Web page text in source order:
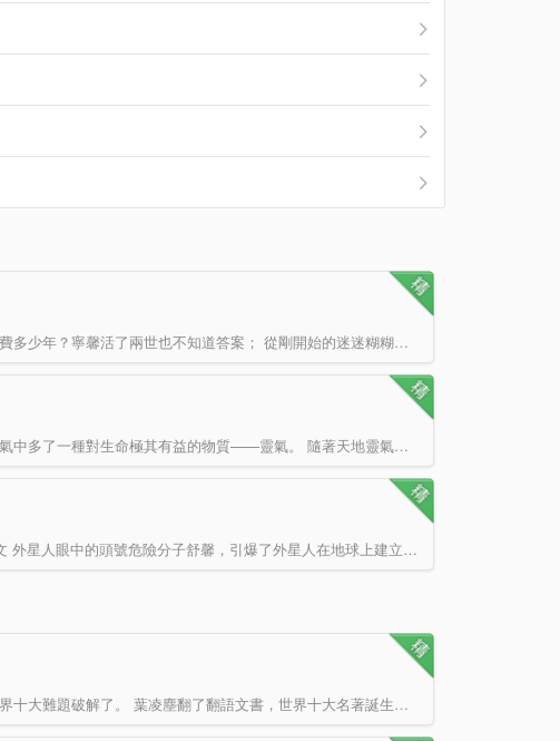
一件事從不懂到精通要花費多少年？寧馨活了兩世也不知道答案； 從剛開始的迷迷糊糊到后來的不畏艱難，…
太陽突然消失一天后，空氣中多了一種對生命極其有益的物質——靈氣。 隨著天地靈氣的不斷復蘇，萬物眾…
末世+星際，打怪升級爽文 外星人眼中的頭號危險分子舒馨，引爆了外星人在地球上建立的最大實驗室后，…
葉凌塵翻了翻數學書，世界十大難題破解了。 葉凌塵翻了翻語文書，世界十大名著誕生了。 葉凌塵翻…